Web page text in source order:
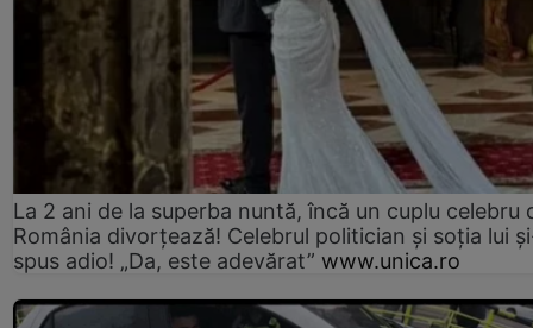
La 2 ani de la superba nuntă, încă un cuplu celebru
România divorțează! Celebrul politician și soția lui
spus adio! „Da, este adevărat” www.unica.ro